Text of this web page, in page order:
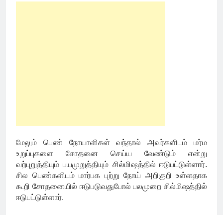
மேலும் பெண் நோயாளிகள் வந்தால் அவர்களிடம் மர்ம
உறுப்புகளை சோதனை செய்ய வேண்டும் என்று
வற்புறுத்தியும் பயமுறுத்தியும் சில்மிஷத்தில் ஈடுபட்டுள்ளார்.
சில பெண்களிடம் மார்பக புற்று நோய் அறிகுறி உள்ளதாக
கூறி சோதனையில் ஈடுபடுவதுபோல் பலமுறை சில்மிஷத்தில்
ஈடுபட்டுள்ளார்.